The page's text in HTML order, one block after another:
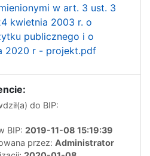
w art. 3 ust. 3
kwietnia 2003 r. o
publicznego i o
2020 r - projekt.pdf
do BIP:
BIP: 2019-11-08 15:19:39
przez: Administrator